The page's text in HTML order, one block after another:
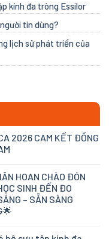
kính đa tròng Essilor
tin dùng?
lịch sử phát triển của
2026 CAM KẾT ĐỒNG
HOAN CHÀO ĐÓN
SINH ĐẾN ĐO
– SẴN SÀNG